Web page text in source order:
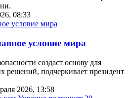
08:33
условие мира
создаст основу для
решений, подчеркивает президент
2026, 13:58